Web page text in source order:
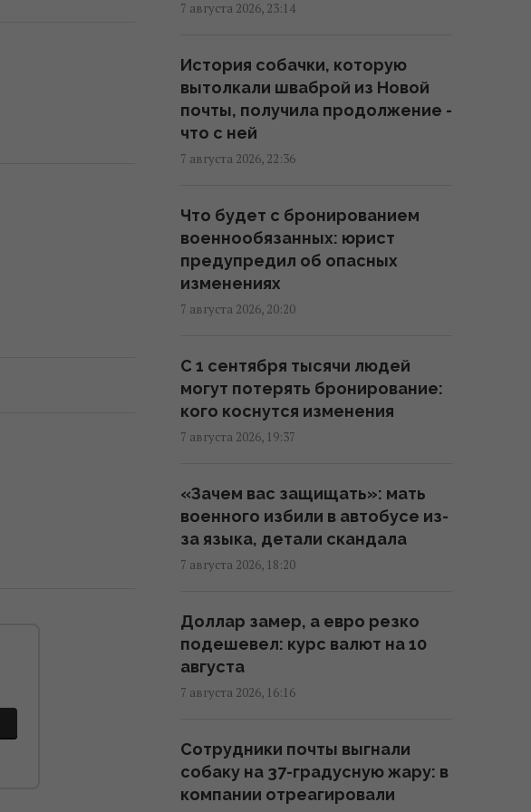
средств индивидуальной
защиты
21:32 пятница, 07 августа 2026
заявила о проблемах со
здоровьем
20:39 пятница, 07 августа 2026
расположенные в тысячах
километров от Украины
20:35 пятница, 07 августа 2026
подготовлен к зиме, но фактор
обстрелов и возможностей
ПВО никто не отменял, -
Пантелеев
Зеленский прибыл в Сербию:
подробности первого
официального визита
Дипломатическое
контрнаступление Украины на
7 августа 2026, 23:14
История собачки, которую
вытолкали шваброй из Новой
почты, получила продолжение -
что с ней
7 августа 2026, 22:36
Что будет с бронированием
военнообязанных: юрист
предупредил об опасных
изменениях
7 августа 2026, 20:20
С 1 сентября тысячи людей
могут потерять бронирование:
кого коснутся изменения
7 августа 2026, 19:37
«Зачем вас защищать»: мать
военного избили в автобусе из-
за языка, детали скандала
7 августа 2026, 18:20
Доллар замер, а евро резко
подешевел: курс валют на 10
августа
7 августа 2026, 16:16
Сотрудники почты выгнали
собаку на 37-градусную жару: в
компании отреагировали